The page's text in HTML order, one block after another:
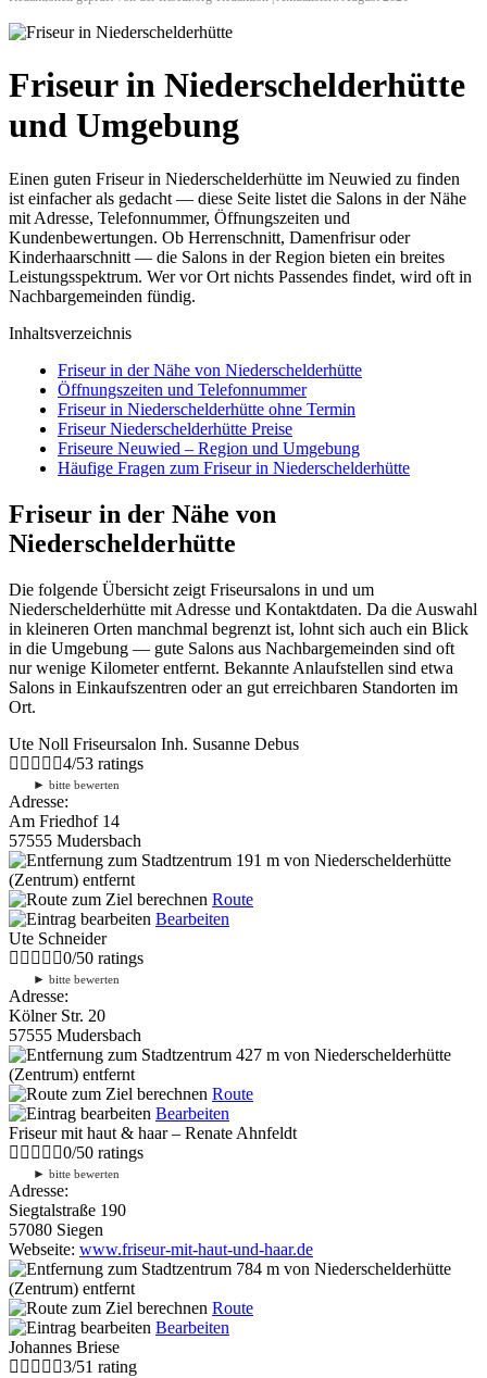
Friseur in Niederschelderhütte
und Umgebung
Einen guten Friseur in Niederschelderhütte im Neuwied zu finden
ist einfacher als gedacht — diese Seite listet die Salons in der Nähe
mit Adresse, Telefonnummer, Öffnungszeiten und
Kundenbewertungen. Ob Herrenschnitt, Damenfrisur oder
Kinderhaarschnitt — die Salons in der Region bieten ein breites
Leistungsspektrum. Wer vor Ort nichts Passendes findet, wird oft in
Nachbargemeinden fündig.
Inhaltsverzeichnis
Friseur in der Nähe von Niederschelderhütte
Öffnungszeiten und Telefonnummer
Friseur in Niederschelderhütte ohne Termin
Friseur Niederschelderhütte Preise
Friseure Neuwied – Region und Umgebung
Häufige Fragen zum Friseur in Niederschelderhütte
Friseur in der Nähe von
Niederschelderhütte
Die folgende Übersicht zeigt Friseursalons in und um
Niederschelderhütte mit Adresse und Kontaktdaten. Da die Auswahl
in kleineren Orten manchmal begrenzt ist, lohnt sich auch ein Blick
in die Umgebung — gute Salons aus Nachbargemeinden sind oft
nur wenige Kilometer entfernt. Bekannte Anlaufstellen sind etwa
Salons in Einkaufszentren oder an gut erreichbaren Standorten im
Ort.
Ute Noll Friseursalon Inh. Susanne Debus
4/53 ratings
► bitte bewerten
Adresse:
Am Friedhof 14
57555 Mudersbach
191 m von Niederschelderhütte
(Zentrum) entfernt
Route
Bearbeiten
Ute Schneider
0/50 ratings
► bitte bewerten
Adresse:
Kölner Str. 20
57555 Mudersbach
427 m von Niederschelderhütte
(Zentrum) entfernt
Route
Bearbeiten
Friseur mit haut & haar – Renate Ahnfeldt
0/50 ratings
► bitte bewerten
Adresse:
Siegtalstraße 190
57080 Siegen
Webseite: www.friseur-mit-haut-und-haar.de
784 m von Niederschelderhütte
(Zentrum) entfernt
Route
Bearbeiten
Johannes Briese
3/51 rating